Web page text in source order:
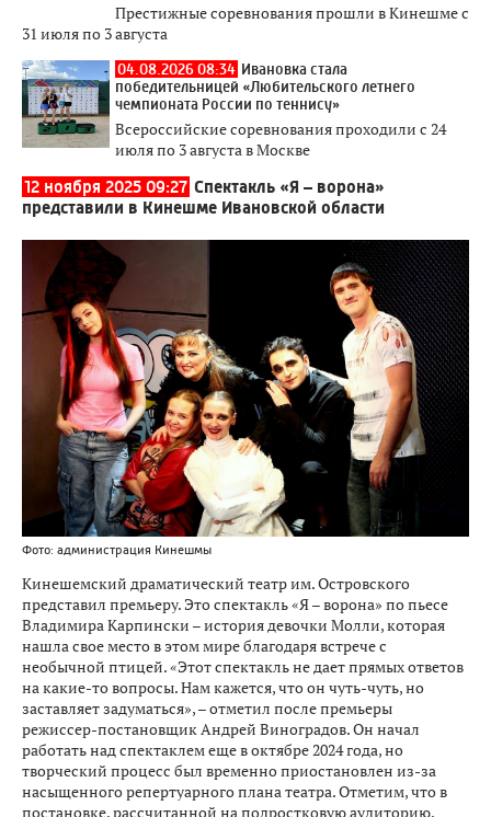
Престижные соревнования прошли в Кинешме с
31 июля по 3 августа
04.08.2026 08:34 Ивановка стала
победительницей «Любительского летнего
чемпионата России по теннису»
Всероссийские соревнования проходили с 24
июля по 3 августа в Москве
12 ноября 2025 09:27 Спектакль «Я – ворона»
представили в Кинешме Ивановской области
Фото: администрация Кинешмы
Кинешемский драматический театр им. Островского
представил премьеру. Это спектакль «Я – ворона» по пьесе
Владимира Карпински – история девочки Молли, которая
нашла свое место в этом мире благодаря встрече с
необычной птицей. «Этот спектакль не дает прямых ответов
на какие-то вопросы. Нам кажется, что он чуть-чуть, но
заставляет задуматься», – отметил после премьеры
режиссер-постановщик Андрей Виноградов. Он начал
работать над спектаклем еще в октябре 2024 года, но
творческий процесс был временно приостановлен из-за
насыщенного репертуарного плана театра. Отметим, что в
постановке, рассчитанной на подростковую аудиторию,